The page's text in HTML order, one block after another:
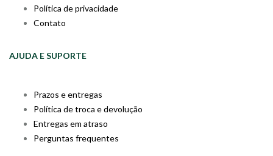
Política de privacidade
Contato
AJUDA E SUPORTE
Prazos e entregas
Política de troca e devolução
Entregas em atraso
Perguntas frequentes